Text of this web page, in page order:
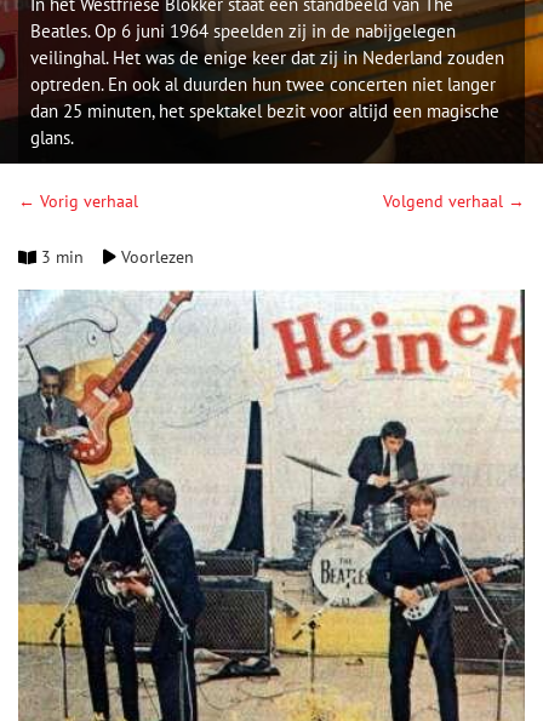
Beatles. Op 6 juni 1964 speelden zij in de nabijgelegen
veilinghal. Het was de enige keer dat zij in Nederland zouden
optreden. En ook al duurden hun twee concerten niet langer
dan 25 minuten, het spektakel bezit voor altijd een magische
glans.
← Vorig verhaal Volgend verhaal →
3 min Voorlezen